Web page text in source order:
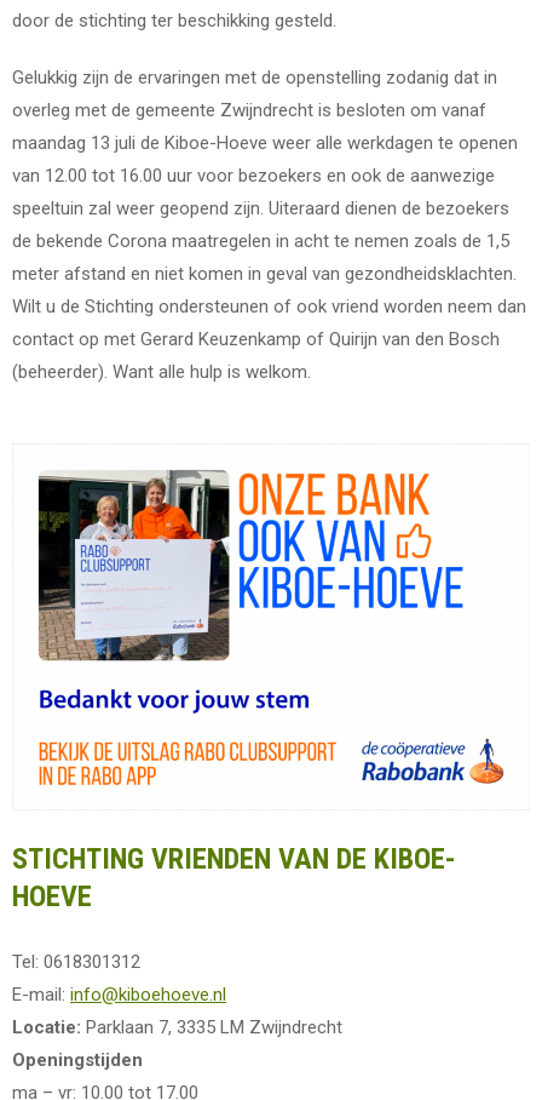
door de stichting ter beschikking gesteld.
Gelukkig zijn de ervaringen met de openstelling zodanig dat in
overleg met de gemeente Zwijndrecht is besloten om vanaf
maandag 13 juli de Kiboe-Hoeve weer alle werkdagen te openen
van 12.00 tot 16.00 uur voor bezoekers en ook de aanwezige
speeltuin zal weer geopend zijn. Uiteraard dienen de bezoekers
de bekende Corona maatregelen in acht te nemen zoals de 1,5
meter afstand en niet komen in geval van gezondheidsklachten.
Wilt u de Stichting ondersteunen of ook vriend worden neem dan
contact op met Gerard Keuzenkamp of Quirijn van den Bosch
(beheerder). Want alle hulp is welkom.
STICHTING VRIENDEN VAN DE KIBOE-
HOEVE
Tel: 0618301312
E-mail: info@kiboehoeve.nl
Locatie: Parklaan 7, 3335 LM Zwijndrecht
Openingstijden
ma – vr: 10.00 tot 17.00